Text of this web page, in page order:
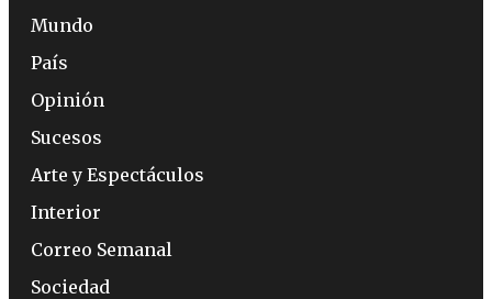
Mundo
País
Opinión
Sucesos
Arte y Espectáculos
Interior
Correo Semanal
Sociedad